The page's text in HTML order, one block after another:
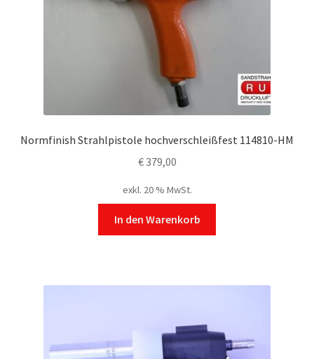
Normfinish Strahlpistole hochverschleißfest 114810-HM
€379,00
exkl. 20 % MwSt.
In den Warenkorb